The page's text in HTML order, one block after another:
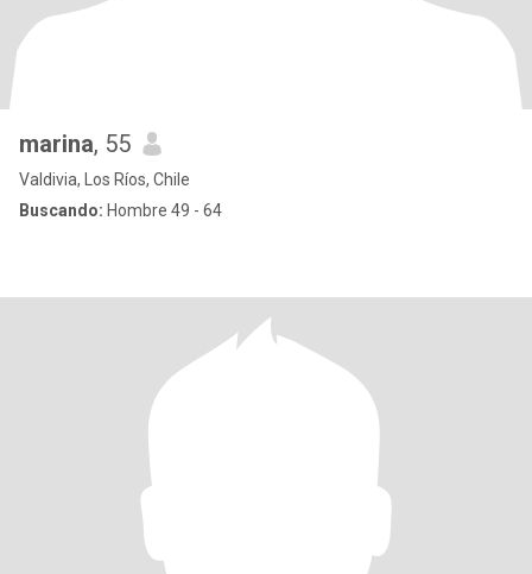
marina, 55
Valdivia, Los Ríos, Chile
Buscando: Hombre 49 - 64